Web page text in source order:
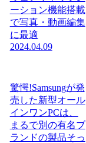
ーション機能搭載
で写真・動画編集
に最適
2024.04.09
驚愕!Samsungが発
売した新型オール
インワンPCは、
まるで別の有名ブ
ランドの製品そっ